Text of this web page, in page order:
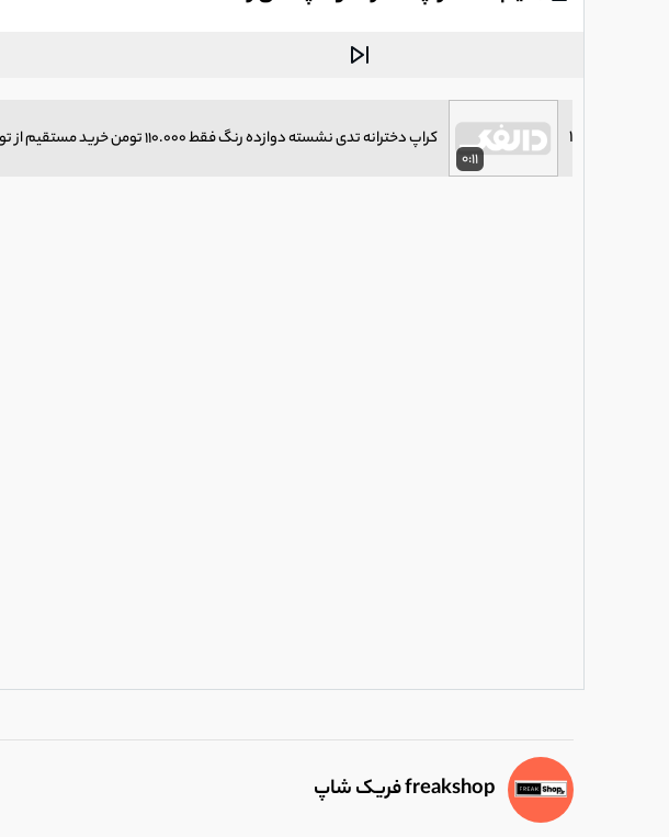
1
0:11
کراپ دخترانه تدی نشسته دوازده رنگ فقط 110.000 تومن خرید مستقیم از تولیدی فریک شاپ
freakshop فریک شاپ